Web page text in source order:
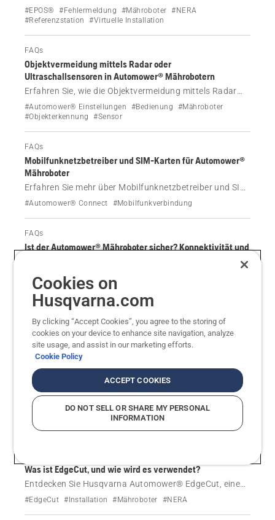
der Referenzstation während der EPOS®-Einrichtung
Ihres Automower® Mähroboters beheben können.
#EPOS® #Fehlermeldung #Mähroboter
#NERA
#Referenzstation
#Virtuelle Installation
FAQs
Objektvermeidung mittels Radar oder
Ultraschallsensoren in Automower® Mährobotern
Erfahren Sie, wie die Objektvermeidung mittels Radar
oder Ultraschallsensoren einigen Automower® NERA-
und AWD-Modellen hilft, Objekte auf Ihrem Rasen zu
schützt.
#Automower® Einstellungen #Bedienung
#Mähroboter
#Objekterkennung
#Sensor
FAQs
Mobilfunknetzbetreiber und SIM-Karten für Automower®
Mähroboter
Erfahren Sie mehr über Mobilfunknetzbetreiber und SIM-
Karten für Automower® Mähroboter, einschließlich
#Automower® Connect #Mobilfunkverbindung
FAQs
Ist der Automower® Mähroboter sicher? Konnektivität und
Mähroboters: wie WLAN-Verbindungen geschützt
werden, welche Daten weitergegeben werden und wie
Sie Ihren Mähroboter vor Hackerangriffen schützen
können.
#Bluetooth #Firmware #FOTA
#KI-gestützte Erkennungstechnologie
#WLAN
Anleitungen
EPOS®-Kabelunterstützung für Rasenbereiche mit
Erfahren Sie, wie Sie ein physisches Kabel für die
nahtlose Navigation Ihres Automower® Mähroboters
mit EPOS®-Technologie installieren, um einen
zuverlässigen Betrieb in Bereichen mit schwachen
Satellitensignalen zu gewährleisten. Finden Sie heraus,
#EPOS® #Kabelbruch #Mähroboter #NERA
#Unterstützung durch Kabel
#Verlegung physischer Begrenzungskabel
#Virtuelle Installation
Was ist EdgeCut, und wie wird es verwendet?
Entdecken Sie Husqvarna Automower® EdgeCut, eine
intelligente Funktion, die Rasenkanten effizient trimmt.
#EdgeCut #Installation #Mähroboter #NERA
Cookies on
Husqvarna.com
By clicking “Accept Cookies”, you agree to the storing of
cookies on your device to enhance site navigation, analyze
site usage, and assist in our marketing efforts.
Cookie Policy
ACCEPT COOKIES
DO NOT SELL OR SHARE MY PERSONAL
INFORMATION